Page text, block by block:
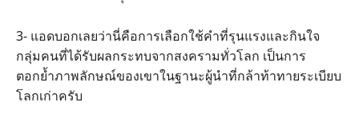
3- แอดบอกเลยว่านี่คือการเลือกใช้คำที่รุนแรงและกินใจ
กลุ่มคนที่ได้รับผลกระทบจากสงครามทั่วโลก เป็นการ
ตอกย้ำภาพลักษณ์ของเขาในฐานะผู้นำที่กล้าท้าทายระเบียบ
โลกเก่าครับ